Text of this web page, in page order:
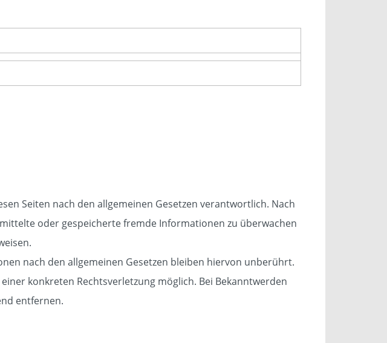
Seiten nach den allgemeinen Gesetzen verantwortlich. Nach
oder gespeicherte fremde Informationen zu überwachen
nach den allgemeinen Gesetzen bleiben hiervon unberührt.
konkreten Rechtsverletzung möglich. Bei Bekanntwerden
entfernen.